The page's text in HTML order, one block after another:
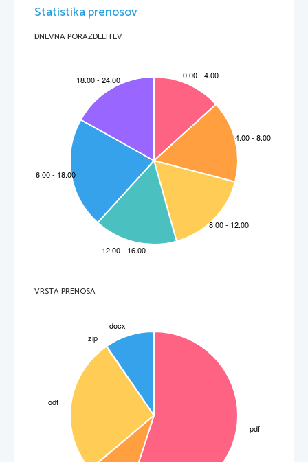
We have written a research paper on smoking because we think that being
a non-smoker is important for our and other people’s health (passive
smoking).  At first we started a few hypotheses which led us throughout
the process. We have conducted some surveys to prove the hypotheses
true or false. One of the findings of the surveys indicated high frequency
of smoking - related diseases and conditions. Smoking - related diseases
are also one of the reasons why people keep away from smoking. The
illnesses have also been described in the paper. In the end we named the
athletes, actors and other non-smoking idols celebrities.
Zahvaljujemo se naši mentorici Ani Mrgole, ki nas je spodbujala in
nam omogočila nastanek te raziskovalne naloge.
Zahvaljujemo se tudi naši učiteljici angleščine Tjaši Švab, ki nam
je pomagala pri prevodu povzetka.
Hvala vsem anketirancem, ki so izpolnjevali ankete in tako
pripomogli k nastajanju analize našega glavnega vprašanja.
Prav lepa zahvala tudi naši učiteljici računalništva Dini Pintarič za
pomoč pri tehnični izdelavi te raziskovalne naloge.
Statistika prenosov
DNEVNA PORAZDELITEV
VRSTA PRENOSA